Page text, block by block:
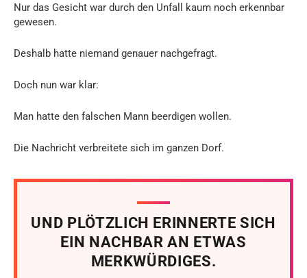
Nur das Gesicht war durch den Unfall kaum noch erkennbar
gewesen.
Deshalb hatte niemand genauer nachgefragt.
Doch nun war klar:
Man hatte den falschen Mann beerdigen wollen.
Die Nachricht verbreitete sich im ganzen Dorf.
UND PLÖTZLICH ERINNERTE SICH
EIN NACHBAR AN ETWAS
MERKWÜRDIGES.